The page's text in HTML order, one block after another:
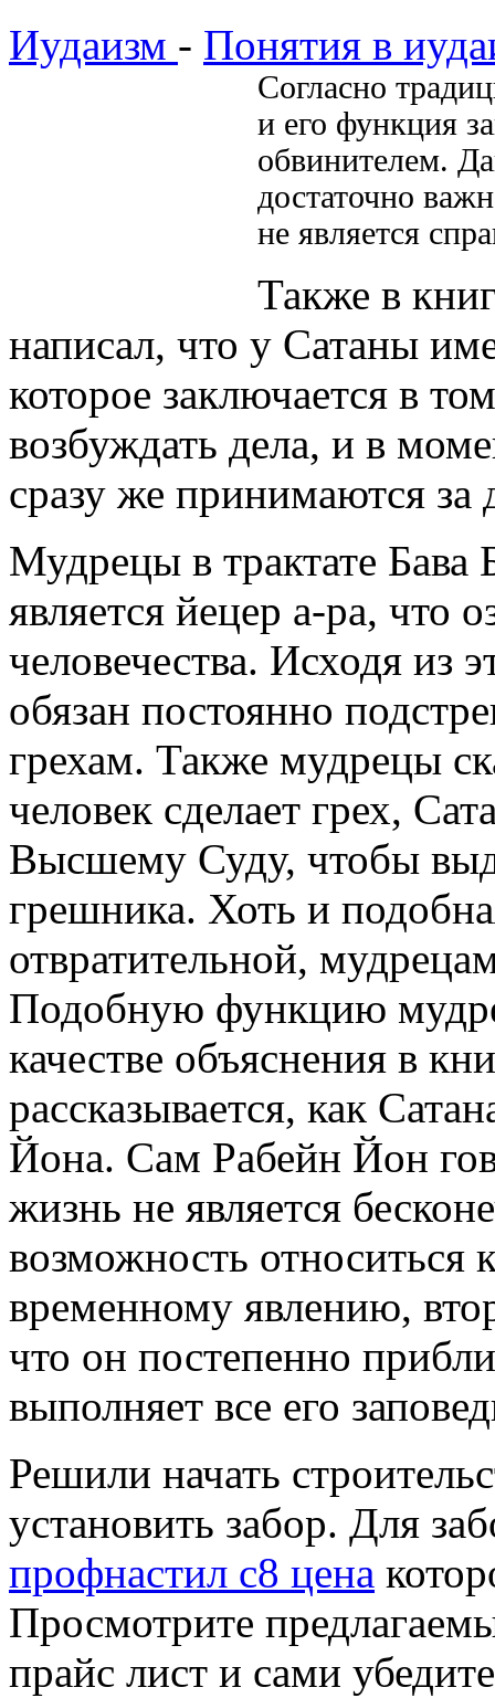
Иудаизм - Понятия в
Согласно
и его функция
обвинителем.
достаточно
не является
Также в
написал, что у Сатаны
которое заключается в
возбуждать дела, и в
сразу же принимаются за
Мудрецы в трактате Бава
является йецер а-ра, что
человечества. Исходя из
обязан постоянно
грехам. Также мудрецы
человек сделает грех,
Высшему Суду, чтобы
грешника. Хоть и
отвратительной,
Подобную функцию
качестве объяснения в
рассказывается, как
Йона. Сам Рабейн Йон
жизнь не является
возможность относиться
временному явлению,
что он постепенно
выполняет все его
Решили начать
установить забор. Для
профнастил с8 цена
Просмотрите
прайс лист и сами